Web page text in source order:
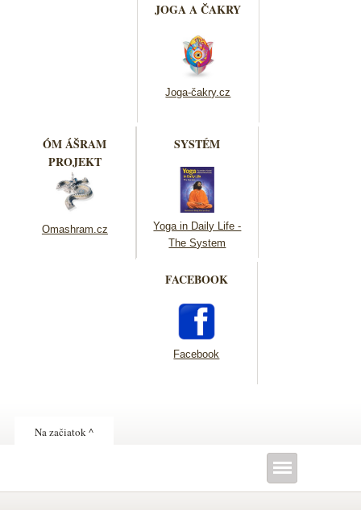
JOGA A ČAKRY
Joga-čakry.cz
ÓM ÁŠRAM
PROJEKT
Omashram.cz
SYSTÉM
Yoga in Daily Life -
The System
FACEBOOK
Facebook
Na začiatok ^